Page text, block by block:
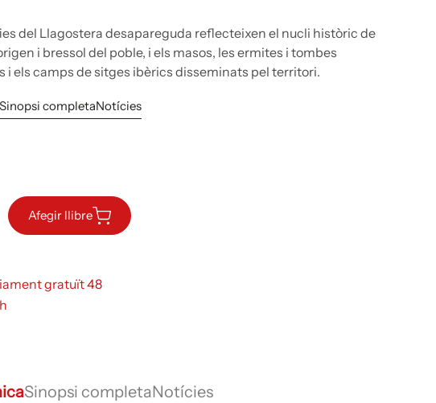
del Llagostera desapareguda reflecteixen el nucli històric de
i bressol del poble, i els masos, les ermites i tombes
i els camps de sitges ibèrics disseminats pel territori.
Sinopsi completaNotícies
Afegir llibre
gratuït 48
Sinopsi completaNotícies